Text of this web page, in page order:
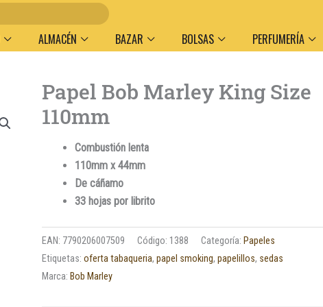
ALMACÉN BAZAR BOLSAS PERFUMERÍA
Papel Bob Marley King Size
110mm
Combustión lenta
110mm x 44mm
Decáñamo
33 hojas por librito
EAN: 7790206007509 Código: 1388 Categoría: Papeles
Etiquetas: oferta tabaqueria,papel smoking,papelillos, sedas
Marca: Bob Marley